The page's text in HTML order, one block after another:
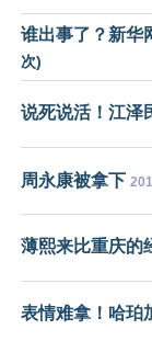
谁出事了？新华
次)
说死说活！江泽
周永康被拿下
薄熙来比重庆的
表情难拿！哈珀